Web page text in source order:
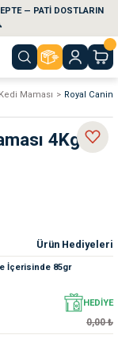
— PATİ DOSTLARIN
Maması Royal Canin
4Kg
Ürün Hediyeleri
İçerisinde 85gr
HEDİYE
0,00 ₺